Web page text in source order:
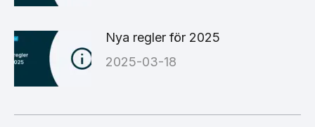
Nya regler för 2025
2025-03-18